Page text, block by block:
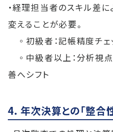
・経理担当者のスキル差
変えることが必要。
◦初級者：記帳精度チェ
◦中級者以上：分析視
善へシフト
4. 年次決算との「整合